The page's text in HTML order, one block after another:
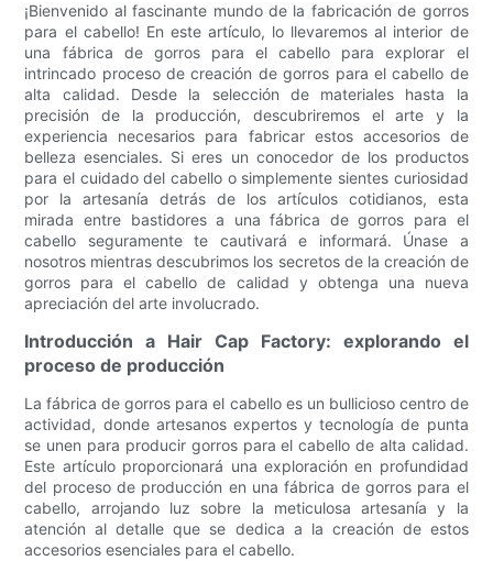
¡Bienvenido al fascinante mundo de la fabricación de gorros
para el cabello! En este artículo, lo llevaremos al interior de
una fábrica de gorros para el cabello para explorar el
intrincado proceso de creación de gorros para el cabello de
alta calidad. Desde la selección de materiales hasta la
precisión de la producción, descubriremos el arte y la
experiencia necesarios para fabricar estos accesorios de
belleza esenciales. Si eres un conocedor de los productos
para el cuidado del cabello o simplemente sientes curiosidad
por la artesanía detrás de los artículos cotidianos, esta
mirada entre bastidores a una fábrica de gorros para el
cabello seguramente te cautivará e informará. Únase a
nosotros mientras descubrimos los secretos de la creación de
gorros para el cabello de calidad y obtenga una nueva
apreciación del arte involucrado.
Introducción a Hair Cap Factory: explorando el
proceso de producción
La fábrica de gorros para el cabello es un bullicioso centro de
actividad, donde artesanos expertos y tecnología de punta
se unen para producir gorros para el cabello de alta calidad.
Este artículo proporcionará una exploración en profundidad
del proceso de producción en una fábrica de gorros para el
cabello, arrojando luz sobre la meticulosa artesanía y la
atención al detalle que se dedica a la creación de estos
accesorios esenciales para el cabello.